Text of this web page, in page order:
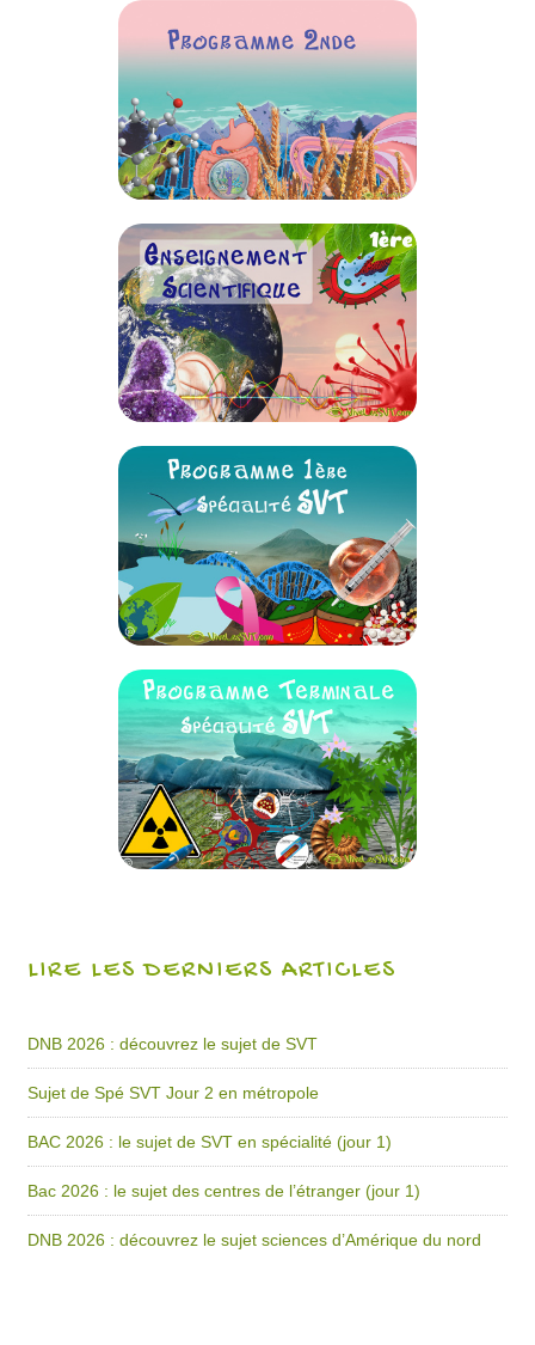
LIRE LES DERNIERS ARTICLES
DNB 2026 : découvrez le sujet de SVT
Sujet de Spé SVT Jour 2 en métropole
BAC 2026 : le sujet de SVT en spécialité (jour 1)
Bac 2026 : le sujet des centres de l’étranger (jour 1)
DNB 2026 : découvrez le sujet sciences d’Amérique du nord